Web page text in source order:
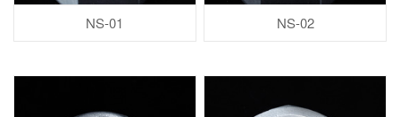
NS-01 NS-02